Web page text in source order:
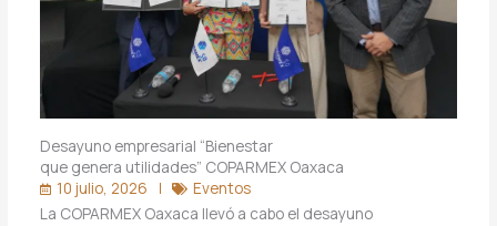
Desayuno empresarial “Bienestar
que genera utilidades” COPARMEX Oaxaca
10 julio, 2026
Eventos
La COPARMEX Oaxaca llevó a cabo el desayuno